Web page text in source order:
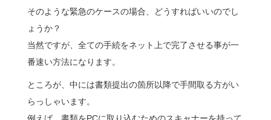
そのような緊急のケースの場合、どうすればいいのでし
ょうか？
当然ですが、全ての手続をネット上で完了させる事が一
番速い方法になります。
ところが、中には書類提出の箇所以降で手間取る方がい
らっしゃいます。
例えば、書類をPCに取り込むためのスキャナーを持って